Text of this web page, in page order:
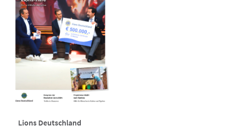
Lions Deutschland